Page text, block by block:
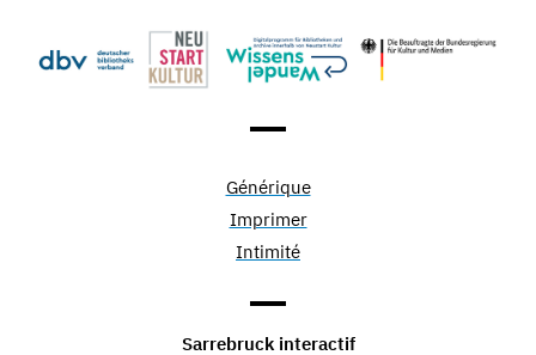
Générique
Imprimer
Intimité
Sarrebruck interactif